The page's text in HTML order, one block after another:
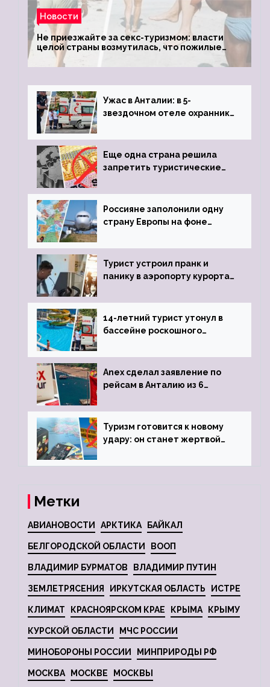
Новости
Не приезжайте за секс-туризмом: власти
целой страны возмутилась, что пожилые
туристки массово едут к ним, чтобы
обзавестись молодыми любовниками
Ужас в Анталии: в 5-
звездочном отеле охранник
пистолета
Еще одна страна решила
запретить туристические
Россияне заполонили одну
страну Европы на фоне
виз
Турист устроил пранк и
панику в аэропорту курорта,
задержке рейса
14-летний турист утонул в
бассейне роскошного
Anex сделал заявление по
рейсам в Анталию из 6
Туризм готовится к новому
удару: он станет жертвой
Метки
АВИАНОВОСТИ АРКТИКА БАЙКАЛ
БЕЛГОРОДСКОЙ ОБЛАСТИ ВООП
ВЛАДИМИР БУРМАТОВ ВЛАДИМИР ПУТИН
ЗЕМЛЕТРЯСЕНИЯ ИРКУТСКАЯ ОБЛАСТЬ ИСТРЕ
КЛИМАТ КРАСНОЯРСКОМ КРАЕ КРЫМА КРЫМУ
КУРСКОЙ ОБЛАСТИ МЧС РОССИИ
МИНОБОРОНЫ РОССИИ МИНПРИРОДЫ РФ
МОСКВА МОСКВЕ МОСКВЫ